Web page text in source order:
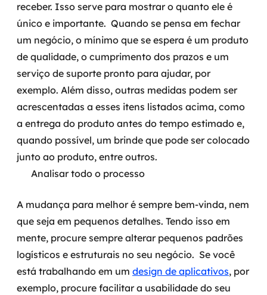
receber. Isso serve para mostrar o quanto ele é
único e importante. Quando se pensa em fechar
um negócio, o mínimo que se espera é um produto
de qualidade, o cumprimento dos prazos e um
serviço de suporte pronto para ajudar, por
exemplo. Além disso, outras medidas podem ser
acrescentadas a esses itens listados acima, como
a entrega do produto antes do tempo estimado e,
quando possível, um brinde que pode ser colocado
junto ao produto, entre outros.
Analisar todo o processo
A mudança para melhor é sempre bem-vinda, nem
que seja em pequenos detalhes. Tendo isso em
mente, procure sempre alterar pequenos padrões
logísticos e estruturais no seu negócio. Se você
está trabalhando em um design de aplicativos, por
exemplo, procure facilitar a usabilidade do seu